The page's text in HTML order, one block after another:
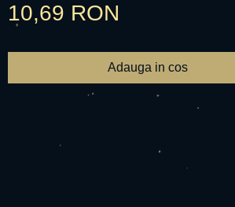
10,69 RON
Adauga in cos